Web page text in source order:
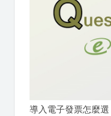
導入電子發票怎麼